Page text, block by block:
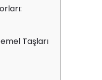
Taşları